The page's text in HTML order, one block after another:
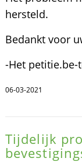
hersteld.
Bedankt voor
-Het petitie.be-
06-03-2021
Tijdelijk